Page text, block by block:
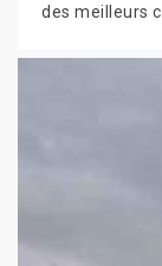
des meilleurs